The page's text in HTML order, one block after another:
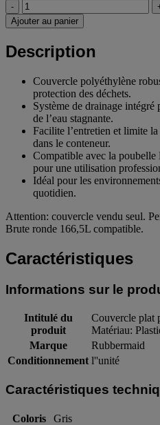
-
Ajouter au panier
Description
Couvercle polyéthylène
protection des déchets.
Système de drainage
de l’eau stagnante.
Facilite l’entretien et limite
dans le conteneur.
Compatible avec la
pour une utilisation
Idéal pour les
quotidien.
Attention: couvercle vendu seul.
Brute ronde 166,5L compatible.
Caractéristiques
Informations sur le
Intitulé du
produit
Couvercle plat
Matériau:
Marque
Rubbermaid
Conditionnement l''unité
Caractéristiques
Coloris
Gris